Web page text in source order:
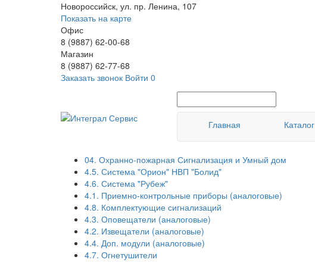
Новороссийск, ул. пр. Ленина, 107
Показать на карте
Офис
8 (9887) 62-00-68
Магазин
8 (9887) 62-77-68
Заказать звонок Войти 0
Главная
Каталог
04. Охранно-пожарная Сигнализация и Умный дом
4.5. Система "Орион" НВП "Болид"
4.6. Система "Рубеж"
4.1. Приемно-контрольные приборы (аналоговые)
4.8. Комплектующие сигнализаций
4.3. Оповещатели (аналоговые)
4.2. Извещатели (аналоговые)
4.4. Доп. модули (аналоговые)
4.7. Огнетушители